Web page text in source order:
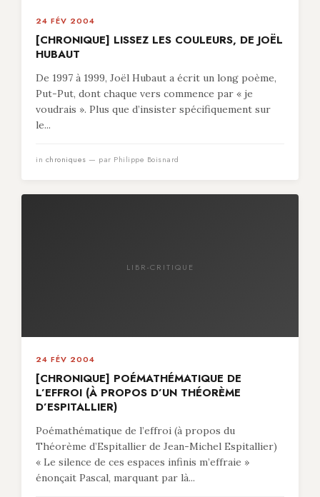
24 FÉV 2004
[CHRONIQUE] LISSEZ LES COULEURS, DE JOËL
HUBAUT
De 1997 à 1999, Joël Hubaut a écrit un long poème,
Put-Put, dont chaque vers commence par « je
voudrais ». Plus que d’insister spécifiquement sur
le...
in chroniques — par Philippe Boisnard
LIBR-CRITIQUE
24 FÉV 2004
[CHRONIQUE] POÉMATHÉMATIQUE DE
L’EFFROI (À PROPOS D’UN THÉORÈME
D’ESPITALLIER)
Poémathématique de l’effroi (à propos du
Théorème d’Espitallier de Jean-Michel Espitallier)
« Le silence de ces espaces infinis m’effraie »
énonçait Pascal, marquant par là...